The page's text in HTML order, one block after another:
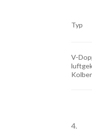
Typ
V-
4.